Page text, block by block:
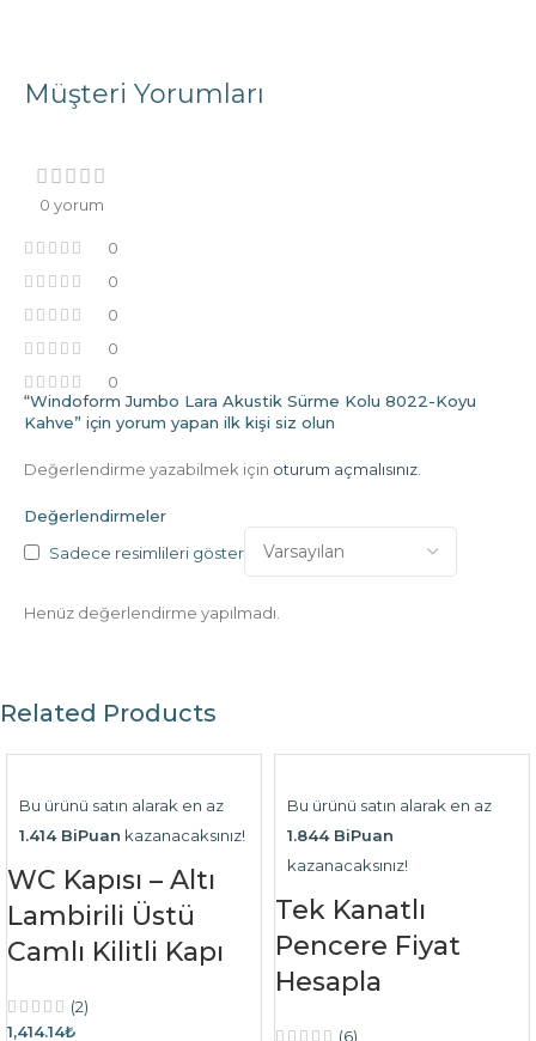
Müşteri Yorumları
0 yorum
0
0
0
0
0
Değerlendirmeler
Sadece resimlileri göster
Henüz değerlendirme yapılmadı.
“Windoform Jumbo Lara Akustik Sürme Kolu 8022-Koyu
Kahve” için yorum yapan ilk kişi siz olun
Değerlendirme yazabilmek için oturum açmalısınız
Related Products
Bu ürünü satın alarak en az
1.414 BiPuan kazanacaksınız!
WC Kapısı – Altı
Lambirili Üstü
Camlı Kilitli Kapı
(2)
1,414.14₺
Bu ürünü satın alarak en az
1.844 BiPuan
kazanacaksınız!
Tek Kanatlı
Pencere Fiyat
Hesapla
(6)